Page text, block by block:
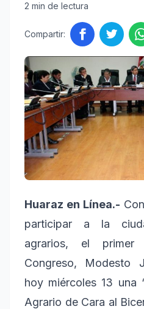
2 min de lectura
Compartir:
Huaraz en Línea.-
participar a la
agrarios, el primer
Congreso, Modesto
hoy miércoles 13 una
Agrario de Cara al